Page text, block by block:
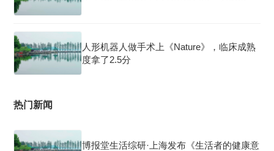
人形机器人做手术上《Nature》，临床成熟
度拿了2.5分
热门新闻
博报堂生活综研·上海发布《生活者的健康意